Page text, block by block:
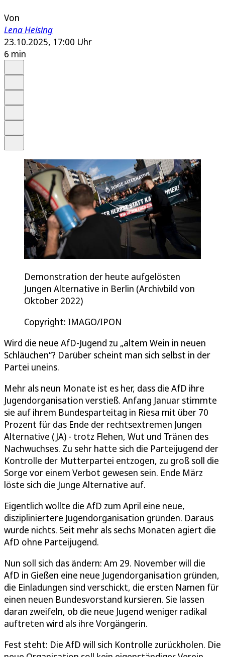
Von
Lena Heising
23.10.2025, 17:00 Uhr
6 min
Demonstration der heute aufgelösten
Jungen Alternative in Berlin (Archivbild von
Oktober 2022)
Copyright: IMAGO/IPON
Wird die neue AfD-Jugend zu „altem Wein in neuen
Schläuchen“? Darüber scheint man sich selbst in der
Partei uneins.
Mehr als neun Monate ist es her, dass die AfD ihre
Jugendorganisation verstieß. Anfang Januar stimmte
sie auf ihrem Bundesparteitag in Riesa mit über 70
Prozent für das Ende der rechtsextremen Jungen
Alternative (JA) - trotz Flehen, Wut und Tränen des
Nachwuchses. Zu sehr hatte sich die Parteijugend der
Kontrolle der Mutterpartei entzogen, zu groß soll die
Sorge vor einem Verbot gewesen sein. Ende März
löste sich die Junge Alternative auf.
Eigentlich wollte die AfD zum April eine neue,
diszipliniertere Jugendorganisation gründen. Daraus
wurde nichts. Seit mehr als sechs Monaten agiert die
AfD ohne Parteijugend.
Nun soll sich das ändern: Am 29. November will die
AfD in Gießen eine neue Jugendorganisation gründen,
die Einladungen sind verschickt, die ersten Namen für
einen neuen Bundesvorstand kursieren. Sie lassen
daran zweifeln, ob die neue Jugend weniger radikal
auftreten wird als ihre Vorgängerin.
Fest steht: Die AfD will sich Kontrolle zurückholen. Die